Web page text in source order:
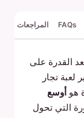
FAQs المراجعات
القدرة على
تجار
هو أوسع
التي تحول